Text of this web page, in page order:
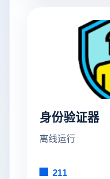
身份验证器
离线运行
211